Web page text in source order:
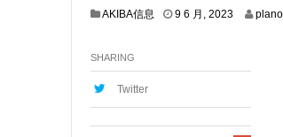
AKIBA信息 9 6 月, 20238
2
SHARING
Twitter